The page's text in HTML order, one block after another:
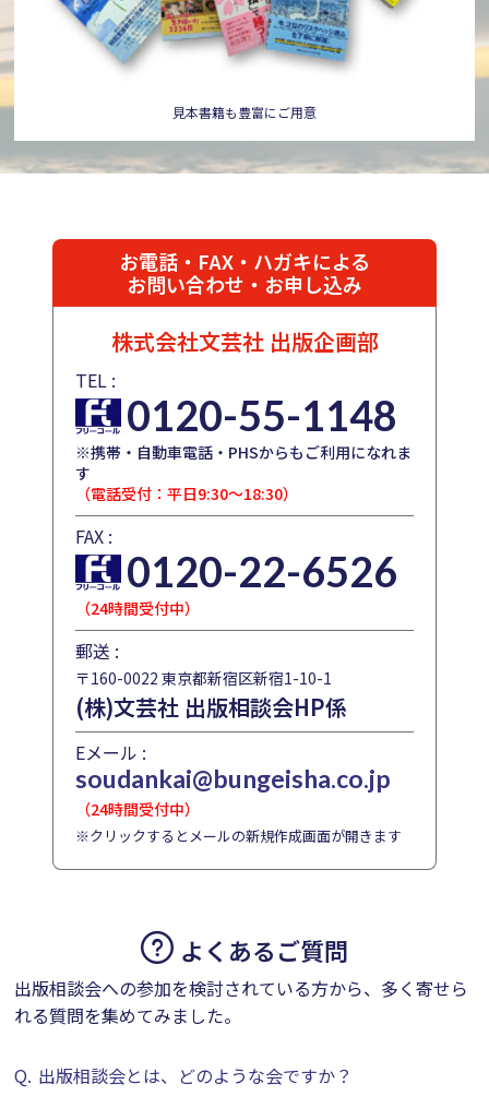
見本書籍も豊富にご用意
お電話・FAX・ハガキによる
お問い合わせ・お申し込み
株式会社文芸社 出版企画部
TEL :
0120-55-1148
※携帯・自動車電話・PHSからもご利用になれま
す
（電話受付：平日9:30～18:30）
FAX :
0120-22-6526
（24時間受付中）
郵送 :
〒160-0022 東京都新宿区新宿1-10-1
(株)文芸社 出版相談会HP係
Eメール :
soudankai@bungeisha.co.jp
（24時間受付中）
※クリックするとメールの新規作成画面が開きます
よくあるご質問
出版相談会への参加を検討されている方から、多く寄せら
れる質問を集めてみました。
Q. 出版相談会とは、どのような会ですか？